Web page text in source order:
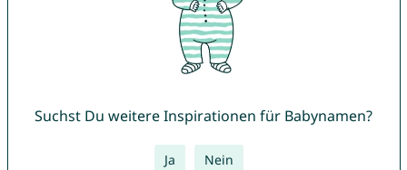
Suchst Du weitere Inspirationen für Babynamen?
Ja Nein